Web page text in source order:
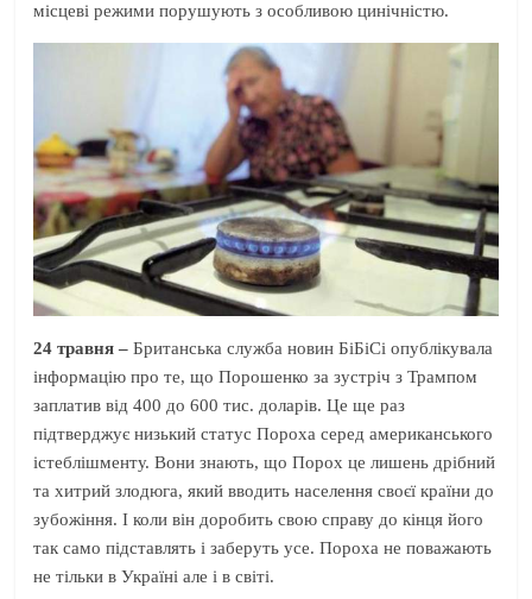
місцеві режими порушують з особливою цинічністю.
24 травня –Британська служба новин БіБіСі опублікувала
інформацію про те, що Порошенко за зустріч з Трампом
заплатив від 400 до 600 тис. доларів. Це ще раз
підтверджує низький статус Пороха серед американського
істеблішменту. Вони знають, що Порох це лишень дрібний
та хитрий злодюга, який вводить населення своєї країни до
зубожіння. І коли він доробить свою справу до кінця його
так само підставлять і заберуть усе. Пороха не поважають
не тільки в Україні але і в світі.